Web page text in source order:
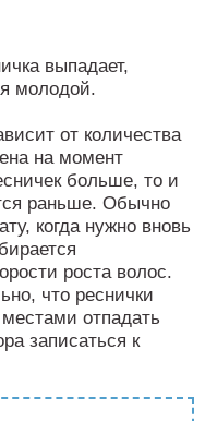
выпадает,
молодой.
от количества
на момент
больше, то и
раньше. Обычно
когда нужно вновь
роста волос.
что реснички
отпадать
записаться к